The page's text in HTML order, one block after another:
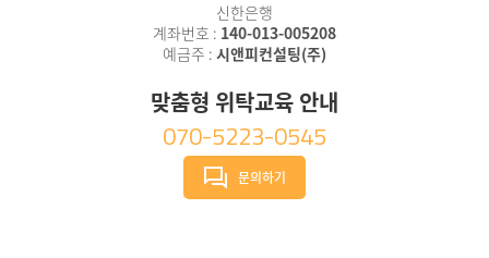
신한은행
계좌번호 : 140-013-005208
예금주 : 시앤피컨설팅(주)
맞춤형 위탁교육 안내
070-5223-0545
문의하기